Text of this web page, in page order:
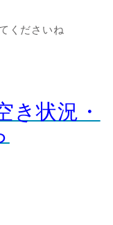
くださいね
き状況・